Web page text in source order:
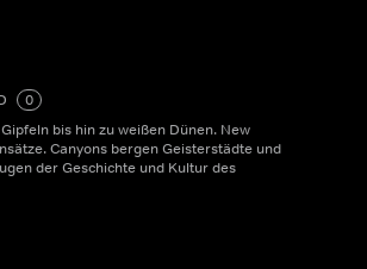
0
bis hin zu weißen Dünen. New
Canyons bergen Geisterstädte und
der Geschichte und Kultur des